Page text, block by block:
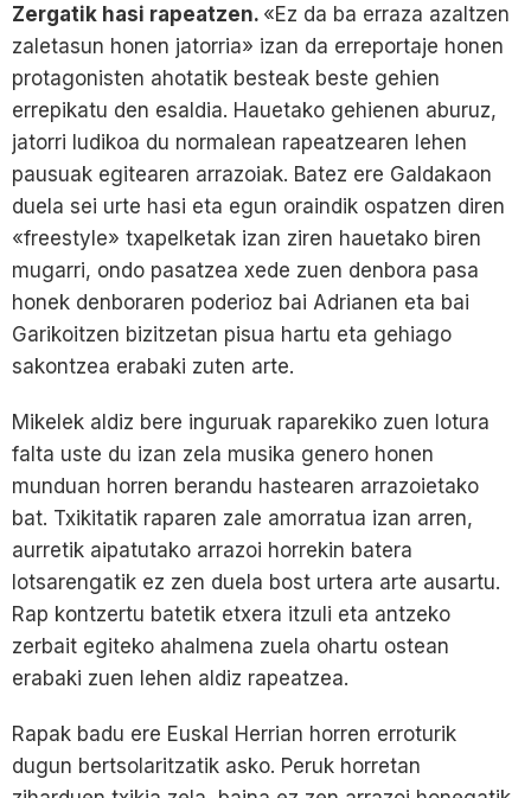
Zergatik hasi rapeatzen. «Ez da ba erraza azaltzen
zaletasun honen jatorria» izan da erreportaje honen
protagonisten ahotatik besteak beste gehien
errepikatu den esaldia. Hauetako gehienen aburuz,
jatorri ludikoa du normalean rapeatzearen lehen
pausuak egitearen arrazoiak. Batez ere Galdakaon
duela sei urte hasi eta egun oraindik ospatzen diren
«freestyle» txapelketak izan ziren hauetako biren
mugarri, ondo pasatzea xede zuen denbora pasa
honek denboraren poderioz bai Adrianen eta bai
Garikoitzen bizitzetan pisua hartu eta gehiago
sakontzea erabaki zuten arte.
Mikelek aldiz bere inguruak raparekiko zuen lotura
falta uste du izan zela musika genero honen
munduan horren berandu hastearen arrazoietako
bat. Txikitatik raparen zale amorratua izan arren,
aurretik aipatutako arrazoi horrekin batera
lotsarengatik ez zen duela bost urtera arte ausartu.
Rap kontzertu batetik etxera itzuli eta antzeko
zerbait egiteko ahalmena zuela ohartu ostean
erabaki zuen lehen aldiz rapeatzea.
Rapak badu ere Euskal Herrian horren erroturik
dugun bertsolaritzatik asko. Peruk horretan